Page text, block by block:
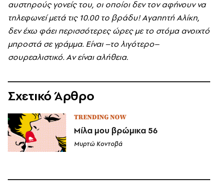
αυστηρούς γονείς του, οι οποίοι δεν τον αφήνουν να
τηλεφωνεί μετά τις 10.00 το βράδυ! Aγαπητή Aλίκη,
δεν έχω φάει περισσότερες ώρες με το στόμα ανοιχτό
μπροστά σε γράμμα. Eίναι –το λιγότερο–
σουρεαλιστικό. Aν είναι αλήθεια.
Σχετικό Άρθρο
TRENDING NOW
Μίλα μου βρώμικα 56
Μυρτώ Κοντοβά